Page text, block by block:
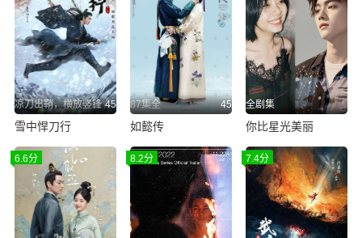
凉刀出鞘，横放竖锋 45
雪中悍刀行
87集全 45
如懿传
全剧集
你比星光美丽
6.6分 8.2分 7.4分